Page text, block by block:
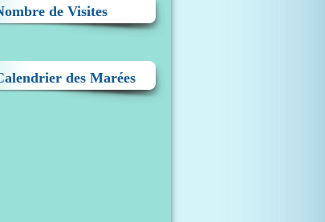
de Visites
des Marées